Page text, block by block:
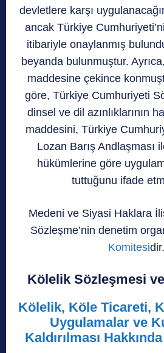
devletlere karşı
ancak Türkiye
itibariyle onaylanmış
beyanda bulunmuştur.
maddesine çekince
göre, Türkiye Cumhuriyeti
dinsel ve dil azınlıklarının
maddesini, Türkiye
Lozan Barış Andlaşması
hükümlerine göre
tuttuğunu ifade
Medeni ve Siyasi Haklara
Sözleşme’nin denetim
Komitesidir.
Kölelik Sözleşmesi
Kölelik, Köle Ticareti,
Uygulamalar ve
Kaldırılması